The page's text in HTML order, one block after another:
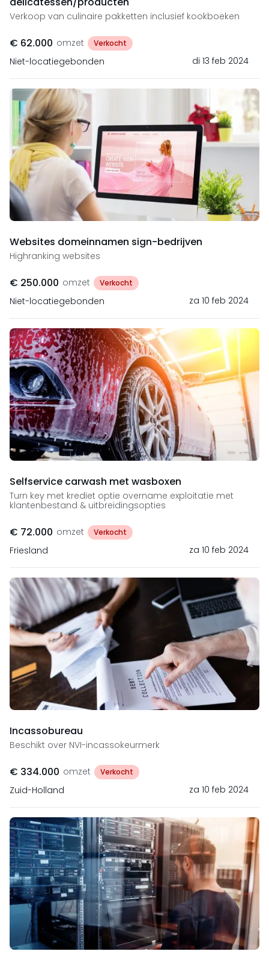
Verkoop van culinaire pakketten inclusief kookboeken
€ 62.000 omzet Verkocht
Niet-locatiegebonden di 13 feb 2024
Websites domeinnamen sign-bedrijven
Highranking websites
€ 250.000 omzet Verkocht
Niet-locatiegebonden za 10 feb 2024
Selfservice carwash met wasboxen
Turn key met krediet optie overname exploitatie met
klantenbestand & uitbreidingsopties
€ 72.000 omzet Verkocht
Friesland za 10 feb 2024
Incassobureau
Beschikt over NVI-incassokeurmerk
€ 334.000 omzet Verkocht
Zuid-Holland za 10 feb 2024